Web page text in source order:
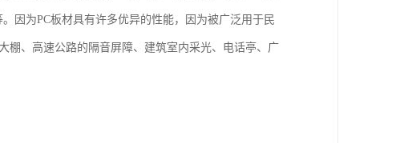
因为PC板材具有许多优异的性能，因为被广泛用于民
棚、高速公路的隔音屏障、建筑室内采光、电话亭、广